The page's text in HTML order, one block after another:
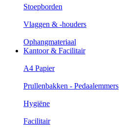
Stoepborden
Vlaggen & -houders
Ophangmateriaal
Kantoor & Facilitair
A4 Papier
Prullenbakken - Pedaalemmers
Hygiëne
Facilitair